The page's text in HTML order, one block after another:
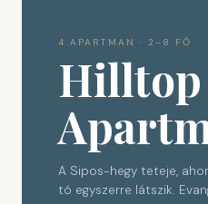
4 APARTMAN · 2–8 FŐ
Hilltop
A Sipos-hegy teteje,
tó egyszerre látszik.